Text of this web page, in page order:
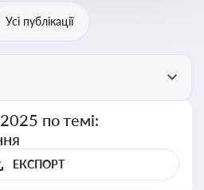
Усі публікації
по темі:
ЕКСПОРТ